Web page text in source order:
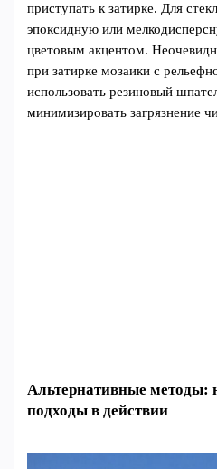
приступать к затирке. Для
эпоксидную или
цветовым акцентом.
при затирке мозаики с
использовать резиновый
минимизировать загрязнение
Альтернативные методы:
подходы в действии